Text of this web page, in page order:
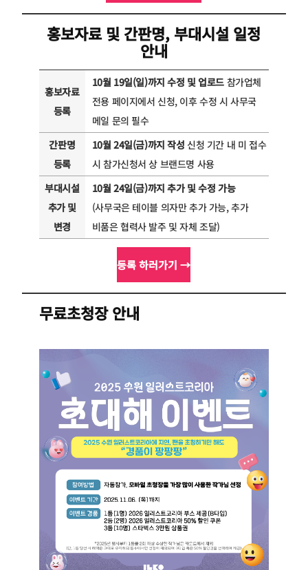
홍보자료 및 간판명, 부대시설 일정
안내
홍보자료
등록
10월 19일(일)까지 수정 및 업로드 참가업체
전용 페이지에서 신청, 이후 수정 시 사무국
메일 문의 필수
간판명
등록
10월 24일(금)까지 작성 신청 기간 내 미 접수
시 참가신청서 상 브랜드명 사용
부대시설
추가 및
변경
10월 24일(금)까지 추가 및 수정 가능
(사무국은 테이블 의자만 추가 가능, 추가
비품은 협력사 발주 및 자체 조달)
등록 하러가기 →
무료초청장 안내